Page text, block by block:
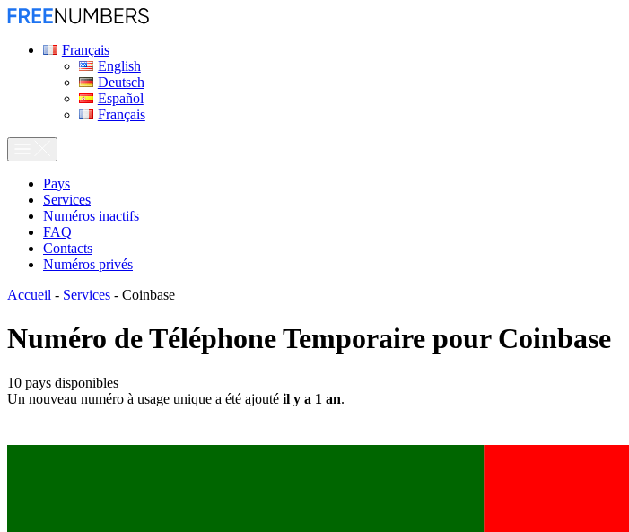
Français
English
Deutsch
Español
Français
Pays
Services
Numéros inactifs
FAQ
Contacts
Numéros privés
Accueil - Services - Coinbase
Numéro de Téléphone Temporaire pour Coinbase
10 pays disponibles
Un nouveau numéro à usage unique a été ajouté il y a 1 an.